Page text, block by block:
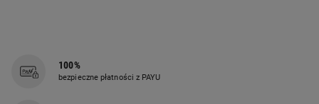
100%
bezpieczne płatności z PAYU